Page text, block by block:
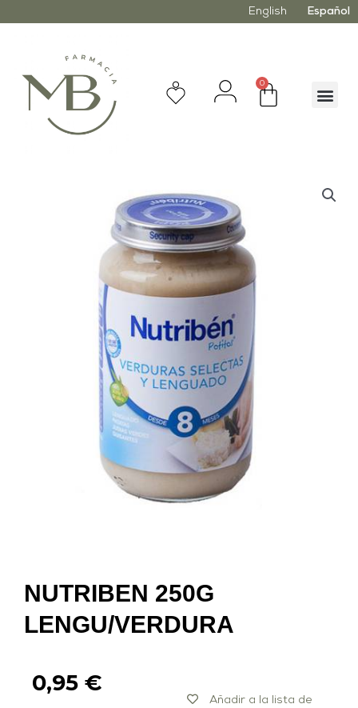
English Español
0
NUTRIBEN 250G
LENGU/VERDURA
0,95 €
Añadir a la lista de